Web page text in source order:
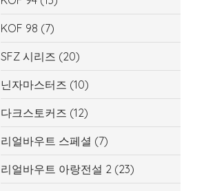
KOF 98 (7)
SFZ 시리즈 (20)
닌자마스터즈 (10)
다크스토커즈 (12)
리얼바우트 스페셜 (7)
리얼바우트 아랑전설 2(23)